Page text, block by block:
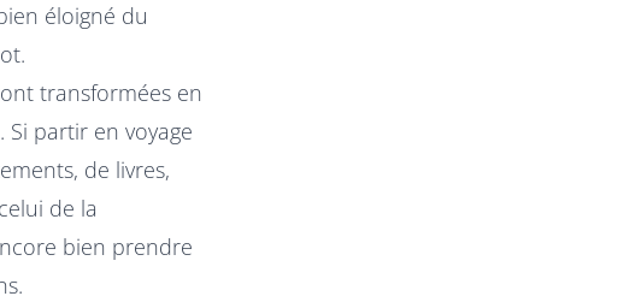
éloigné du
transformées en
Si partir en voyage
de livres,
de la
bien prendre